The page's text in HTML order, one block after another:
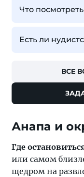
Что
Есть ли
ВСЕ
Анапа и
Где
или самом
щедром на